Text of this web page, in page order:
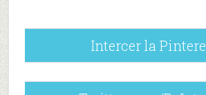
Intercer la